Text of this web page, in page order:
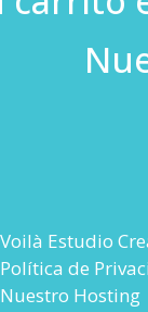
Voilà Estudio
Política de
Nuestro Hosting